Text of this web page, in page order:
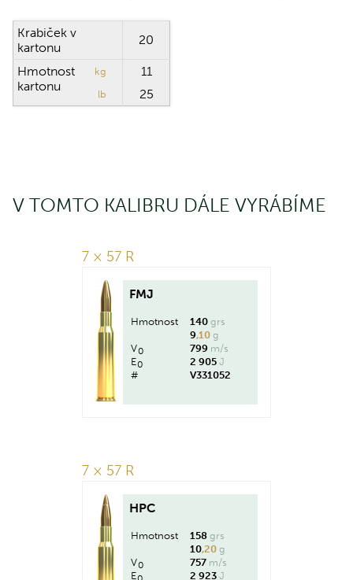
Krabiček v
kartonu
20
Hmotnost
kartonu
kg 11
lb 25
V TOMTO KALIBRU DÁLE VYRÁBÍME
7 × 57 R
FMJ
Hmotnost 140 grs
9,10 g
V0 799 m/s
E0 2 905 J
#
V331052
7 × 57 R
HPC
Hmotnost 158 grs
10,20 g
V0 757 m/s
E
2 923 J